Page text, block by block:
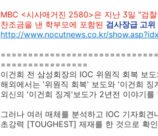
MBC <시사매거진 2580>은 지난 3일 "검
찬조금을 낸 학부모에 포함된 검사장급 고위
http://www.nocutnews.co.kr/
================
이건희 전 삼성회장의 IOC 위원직 회복 보
해외에서는 '위원직 회복' 보도와 '이건희
외신의 '이건희 징계'보도가 2년전 이야기
그러나 여러 매체를 분석하고 IOC 기자회
초강력 [TOUGHEST] 제재를 한 것으로 확